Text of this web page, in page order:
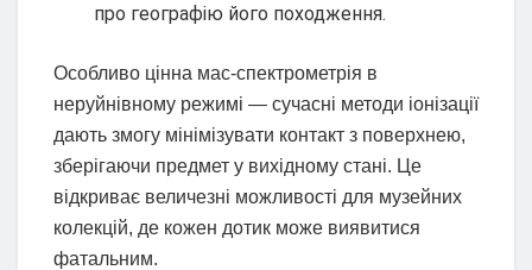
про географію його походження.
Особливо цінна мас-спектрометрія в
неруйнівному режимі — сучасні методи іонізації
дають змогу мінімізувати контакт з поверхнею,
зберігаючи предмет у вихідному стані. Це
відкриває величезні можливості для музейних
колекцій, де кожен дотик може виявитися
фатальним.